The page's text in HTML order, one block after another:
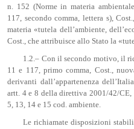
n. 152 (Norme in materia
117, secondo comma, lettera s),
materia «tutela dell’ambiente,
Cost., che attribuisce allo Stato la
1.2.– Con il secondo motivo, il
11 e 117, primo comma, Cost.,
derivanti dall’appartenenza
artt. 4 e 8 della direttiva 2001/42/
5, 13, 14 e 15 cod. ambiente.
Le richiamate disposizioni